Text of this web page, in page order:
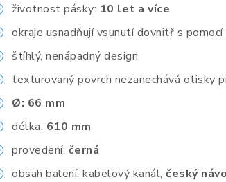
životnost pásky: 10 let a více
okraje usnadňují vsunutí dovnitř s
štíhlý, nenápadný design
texturovaný povrch nezanechává otisky
Ø: 66 mm
délka: 610 mm
provedení: černá
obsah balení: kabelový kanál, český